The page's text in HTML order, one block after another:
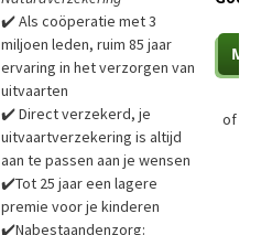
✔️ Als coöperatie met 3
miljoen leden, ruim 85 jaar
ervaring in het verzorgen van
uitvaarten
✔️ Direct verzekerd, je
uitvaartverzekering is altijd
aan te passen aan je wensen
✔️Tot 25 jaar een lagere
premie voor je kinderen
✔️Nabestaandenzorg:
of